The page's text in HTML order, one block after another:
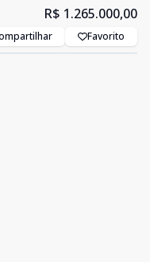
R$ 1.265.000,00
Favorito